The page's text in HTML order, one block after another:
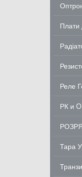
Плати
Реле
РК и
Тара